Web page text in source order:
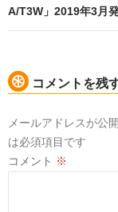
ョ
A/T3W」2019年3月
コメントを残
メールアドレスが公
は必須項目です
コメント ※